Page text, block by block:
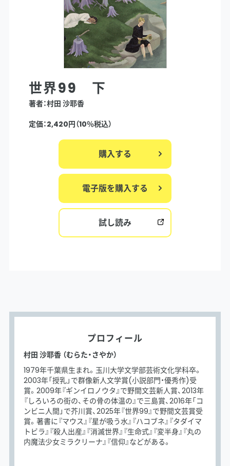
世界99 下
著者：村田 沙耶香
定価：2,420円（10％税込）
購入する
電子版を購入する
試し読み
プロフィール
村田 沙耶香 （むらた・さやか）
1979年千葉県生まれ。玉川大学文学部芸術文化学科卒。
2003年「授乳」で群像新人文学賞(小説部門・優秀作)受
賞。2009年『ギンイロノウタ』で野間文芸新人賞、2013年
『しろいろの街の、その骨の体温の』で三島賞、2016年「コ
ンビニ人間」で芥川賞、2025年『世界99』で野間文芸賞受
賞。著書に『マウス』『星が吸う水』『ハコブネ』『タダイマ
トビラ』『殺人出産』『消滅世界』『生命式』『変半身』『丸の
内魔法少女ミラクリーナ』『信仰』などがある。